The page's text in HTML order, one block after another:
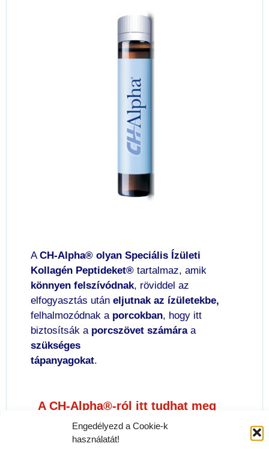
Engedélyezd a Cookie-k
használatát!
ACH-Alpha® olyan Speciális Ízületi
Kollagén Peptideket® tartalmaz, amik
könnyen felszívódnak, röviddel az
elfogyasztás után eljutnak az ízületekbe,
felhalmozódnak a porcokban, hogy itt
biztosítsák a porcszövet számáraa
szükséges
tápanyagokat.
A CH-Alpha®-ról itt tudhat meg